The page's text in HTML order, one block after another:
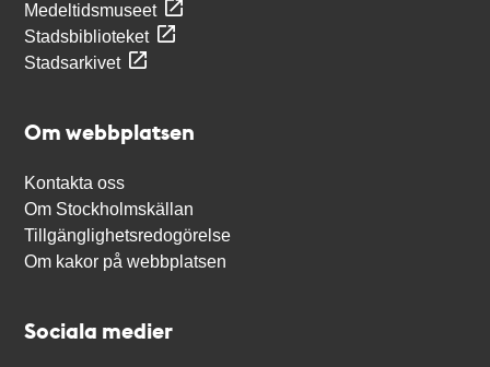
Medeltidsmuseet
Stadsbiblioteket
Stadsarkivet
Om webbplatsen
Kontakta oss
Om Stockholmskällan
Tillgänglighetsredogörelse
Om kakor på webbplatsen
Sociala medier